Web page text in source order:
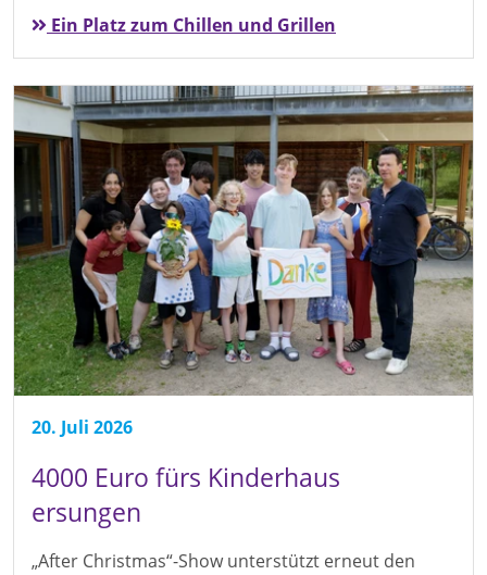
Ein Platz zum Chillen und Grillen
20. Juli 2026
4000 Euro fürs Kinderhaus
ersungen
„After Christmas“-Show unterstützt erneut den